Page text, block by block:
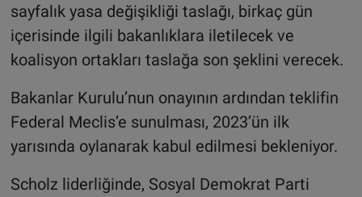
sayfalık yasa değişikliği taslağı, birkaç gün
içerisinde ilgili bakanlıklara iletilecek ve
koalisyon ortakları taslağa son şeklini verecek.
Bakanlar Kurulu’nun onayının ardından teklifin
Federal Meclis’e sunulması, 2023’ün ilk
yarısında oylanarak kabul edilmesi bekleniyor.
Scholz liderliğinde, Sosyal Demokrat Parti